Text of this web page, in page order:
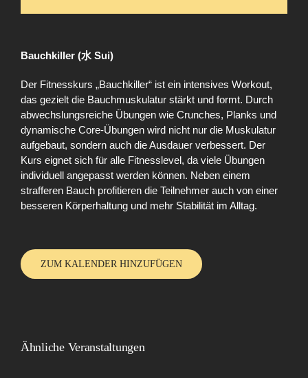
Bauchkiller (水 Sui)
Der Fitnesskurs „Bauchkiller“ ist ein intensives Workout,
das gezielt die Bauchmuskulatur stärkt und formt. Durch
abwechslungsreiche Übungen wie Crunches, Planks und
dynamische Core-Übungen wird nicht nur die Muskulatur
aufgebaut, sondern auch die Ausdauer verbessert. Der
Kurs eignet sich für alle Fitnesslevel, da viele Übungen
individuell angepasst werden können. Neben einem
strafferen Bauch profitieren die Teilnehmer auch von einer
besseren Körperhaltung und mehr Stabilität im Alltag.
ZUM KALENDER HINZUFÜGEN
Ähnliche Veranstaltungen